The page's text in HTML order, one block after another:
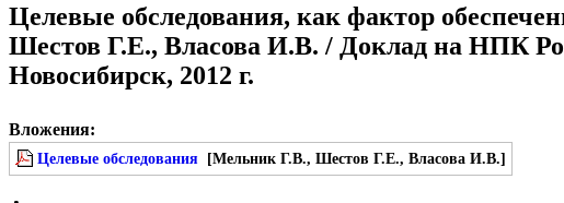
Целевые обследования, как фактор
Шестов Г.Е., Власова И.В. / Доклад на НПК
Новосибирск, 2012 г.
Вложения:
Целевые обследования [Мельник Г.В., Шестов Г.Е., Власова И.В.]